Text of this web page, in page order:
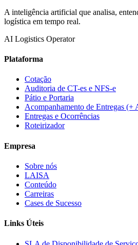
A inteligência artificial que analisa,
logística em tempo real.
AI Logistics Operator
Plataforma
Cotação
Auditoria de CT-es e NFS-e
Pátio e Portaria
Acompanhamento de Entregas (+
Entregas e Ocorrências
Roteirizador
Empresa
Sobre nós
LAISA
Conteúdo
Carreiras
Cases de Sucesso
Links Úteis